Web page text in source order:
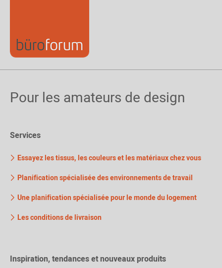
Pour les amateurs de design
Services
Essayez les tissus, les couleurs et les matériaux chez vous
Planification spécialisée des environnements de travail
Une planification spécialisée pour le monde du logement
Les conditions de livraison
Inspiration, tendances et nouveaux produits